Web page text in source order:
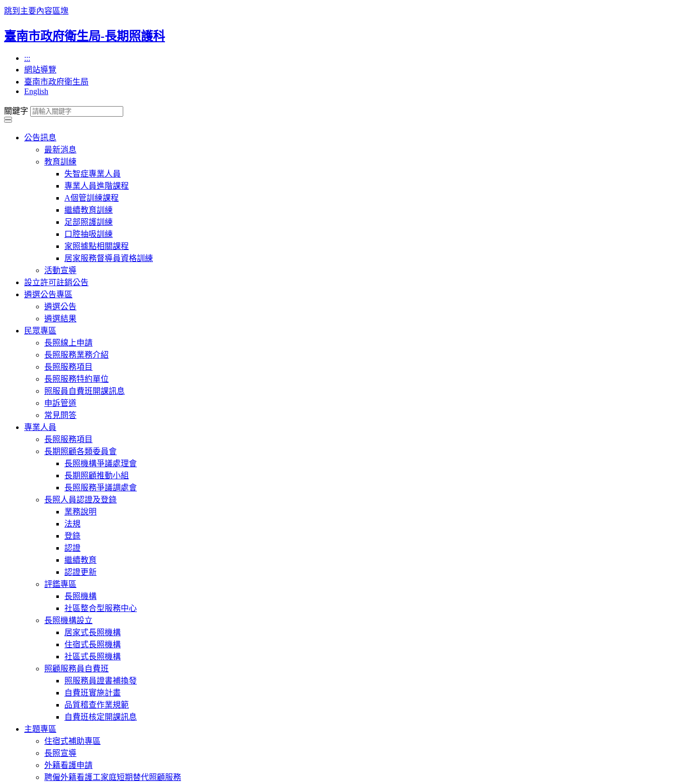
跳到主要內容區塊
臺南市政府衛生局-長期照護科
:::
網站導覽
臺南市政府衛生局
English
關鍵字
公告訊息
最新消息
教育訓練
失智症專業人員
專業人員進階課程
A個管訓練課程
繼續教育訓練
足部照護訓練
口腔抽吸訓練
家照據點相關課程
居家服務督導員資格訓練
活動宣導
設立許可註銷公告
遴選公告專區
遴選公告
遴選結果
民眾專區
長照線上申請
長照服務業務介紹
長照服務項目
長照服務特約單位
照服員自費班開課訊息
申訴管道
常見問答
專業人員
長照服務項目
長期照顧各類委員會
長照機構爭議處理會
長期照顧推動小組
長照服務爭議調處會
長照人員認證及登錄
業務說明
法規
登錄
認證
繼續教育
認證更新
評鑑專區
長照機構
社區整合型服務中心
長照機構設立
居家式長照機構
住宿式長照機構
社區式長照機構
照顧服務員自費班
照服務員證書補換發
自費班實施計畫
品質稽查作業規範
自費班核定開課訊息
主題專區
住宿式補助專區
長照宣導
外籍看護申請
聘僱外籍看護工家庭短期替代照顧服務